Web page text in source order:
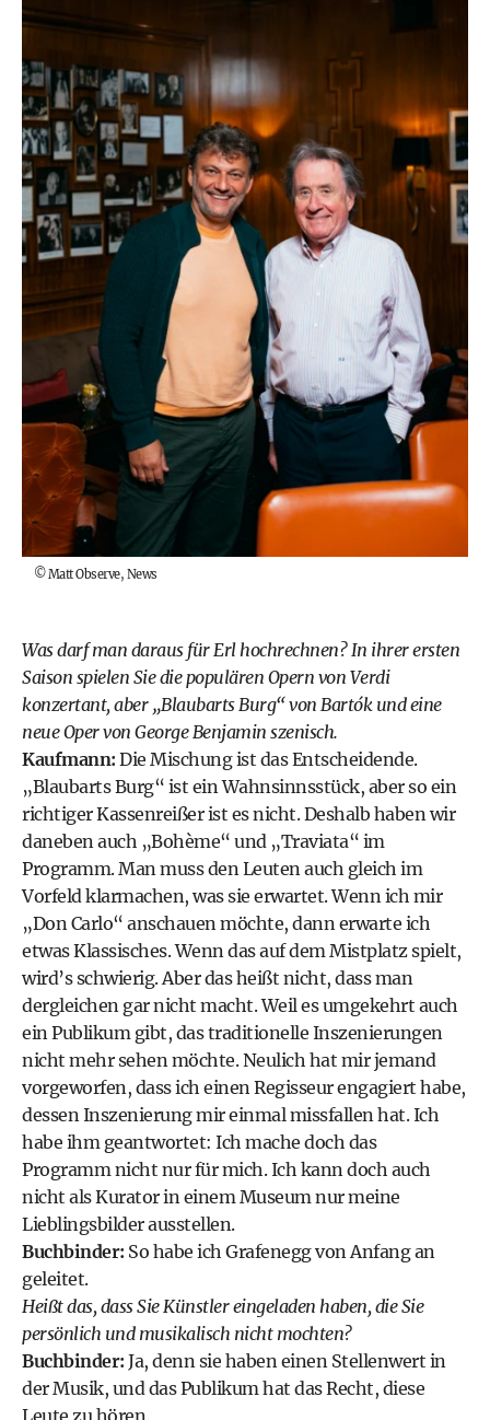
©Matt Observe, News
Was darf man daraus für Erl hochrechnen? In ihrer ersten
Saison spielen Sie die populären Opern von Verdi
konzertant, aber „Blaubarts Burg“ von Bartók und eine
neue Oper von George Benjamin szenisch.
Kaufmann: Die Mischung ist das Entscheidende.
„Blaubarts Burg“ ist ein Wahnsinnsstück, aber so ein
richtiger Kassenreißer ist es nicht. Deshalb haben wir
daneben auch „Bohème“ und „Tra­viata“ im
Programm. Man muss den Leuten auch gleich im
Vorfeld klarmachen, was sie erwartet. Wenn ich mir
„Don Carlo“ anschauen möchte, dann erwarte ich
etwas Klassisches. Wenn das auf dem Mistplatz spielt,
wird’s schwierig. Aber das heißt nicht, dass man
dergleichen gar nicht macht. Weil es umgekehrt auch
ein Publikum gibt, das traditionelle Inszenierungen
nicht mehr sehen möchte. Neulich hat mir jemand
vorgeworfen, dass ich einen Regisseur engagiert habe,
dessen Inszenierung mir einmal missfallen hat. Ich
habe ihm geantwortet: Ich mache doch das
Programm nicht nur für mich. Ich kann doch auch
nicht als Kurator in einem Museum nur meine
Lieblingsbilder ausstellen.
Buchbinder: So habe ich Grafenegg von Anfang an
geleitet.
Heißt das, dass Sie Künstler eingeladen haben, die Sie
persönlich und musikalisch nicht mochten?
Buchbinder: Ja, denn sie haben einen Stellenwert in
der Musik, und das Publikum hat das Recht, diese
Leute zu hören.